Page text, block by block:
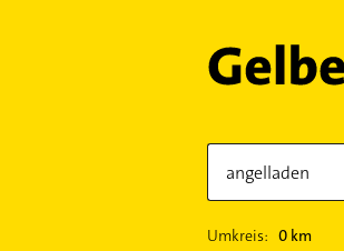
Umkreis: 0km